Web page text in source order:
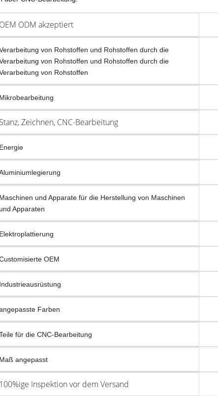
OEM ODM akzeptiert
von Rohstoffen und Rohstoffen durch die
von Rohstoffen und Rohstoffen durch die
von Rohstoffen
Mikrobearbeitung
Stanz, Zeichnen, CNC-Bearbeitung
Energie
Maschinen und Apparate für die Herstellung von Maschinen
und Apparaten
Elektroplattierung
OEM
Industrieausrüstung
Farben
für die CNC-Bearbeitung
Maß angepasst
100%ige Inspektion vor dem Versand